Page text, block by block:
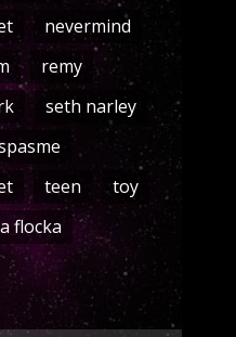
nevermind
remy
seth narley
teen
toy
flocka